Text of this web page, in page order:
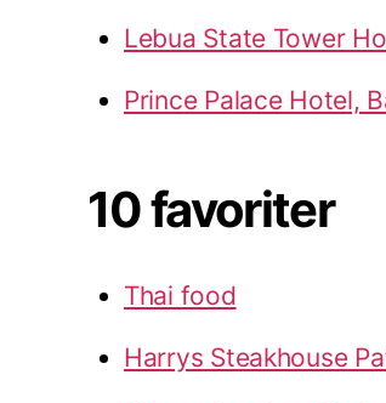
Lebua State Tower
Prince Palace Hotel,
10 favoriter
Thai food
Harrys Steakhouse